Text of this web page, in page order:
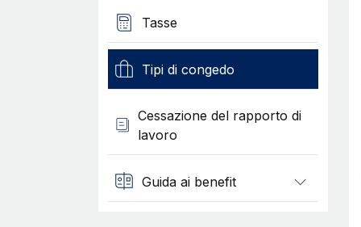
Tasse
Tipi di congedo
Cessazione del rapporto di
lavoro
Guida ai benefit